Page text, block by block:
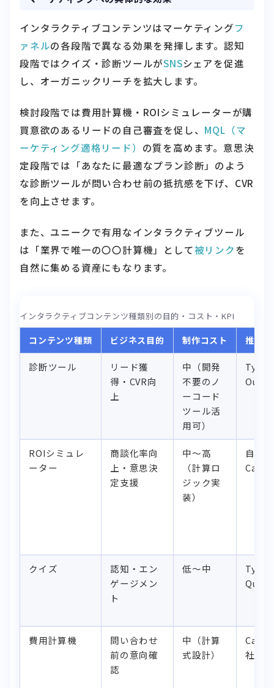
インタラクティブコンテンツはマーケティングフ
ァネルの各段階で異なる効果を発揮します。認知
段階ではクイズ・診断ツールがSNSシェアを促進
し、オーガニックリーチを拡大します。
検討段階では費用計算機・ROIシミュレーターが購
買意欲のあるリードの自己審査を促し、 MQL（マ
ーケティング適格リード） の質を高めます。意思決
定段階では「あなたに最適なプラン診断」のよう
な診断ツールが問い合わせ前の抵抗感を下げ、CVR
を向上させます。
また、ユニークで有用なインタラクティブツール
は「業界で唯一の〇〇計算機」として被リンクを
自然に集める資産にもなります。
インタラクティブコンテンツ種類別の目的・コスト・KPI
コンテンツ種類 ビジネス目的 制作コスト 推奨
診断ツール
リード獲
得・CVR向
上
中（開発
不要のノ
ーコード
ツール活
用可）
ROIシミュレ
ーター
商談化率向
上・意思決
定支援
中〜高
（計算ロ
ジック実
装）
自社
クイズ
認知・エン
ゲージメン
ト
低〜中
Quiz
費用計算機
問い合わせ
前の意向確
認
中（計算
式設計）
社開発